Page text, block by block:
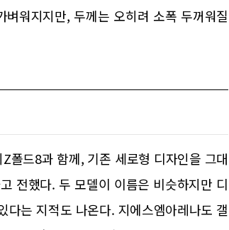
워지지만, 두께는 오히려 소폭 두꺼워질
폴드8과 함께, 기존 세로형 디자인을 그대
전했다. 두 모델이 이름은 비슷하지만 디
는 지적도 나온다. 지에스엠아레나도 갤